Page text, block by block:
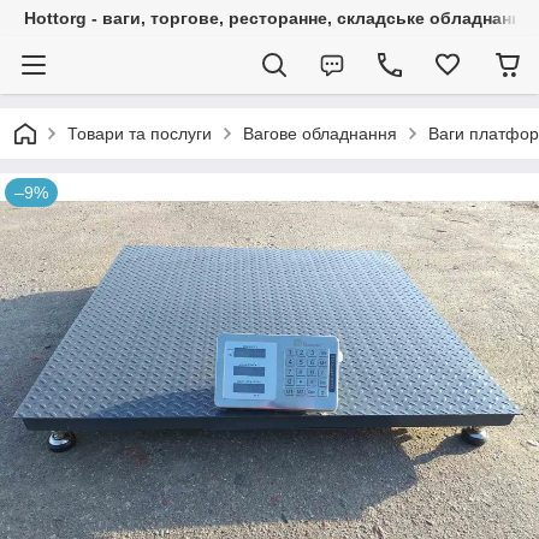
Hottorg - ваги, торгове, ресторанне, складське обладнання
Товари та послуги Вагове обладнання Ваги
–9%